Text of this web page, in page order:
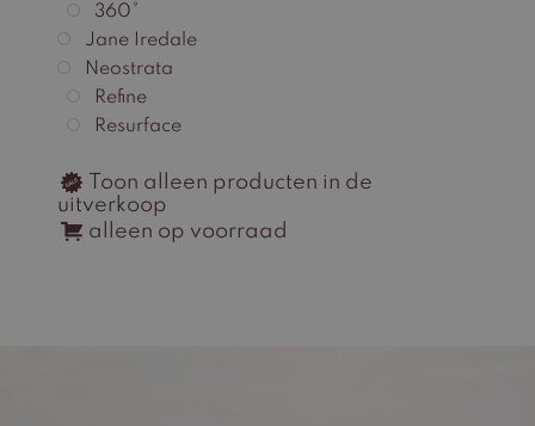
360°
Jane Iredale
Neostrata
Refine
Resurface
Toon alleen producten in de
uitverkoop
alleen op voorraad